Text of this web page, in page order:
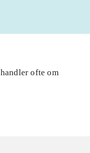
handler ofte om